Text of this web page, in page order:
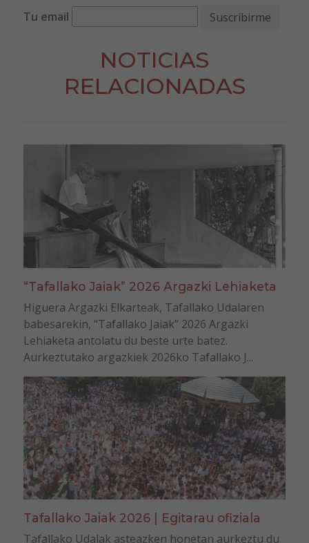
Tu email
NOTICIAS
RELACIONADAS
“Tafallako Jaiak” 2026 Argazki Lehiaketa
Higuera Argazki Elkarteak, Tafallako Udalaren
babesarekin, “Tafallako Jaiak” 2026 Argazki
Lehiaketa antolatu du beste urte batez.
Aurkeztutako argazkiek 2026ko Tafallako J...
Tafallako Jaiak 2026 | Egitarau ofiziala
Tafallako Udalak asteazken honetan aurkeztu du